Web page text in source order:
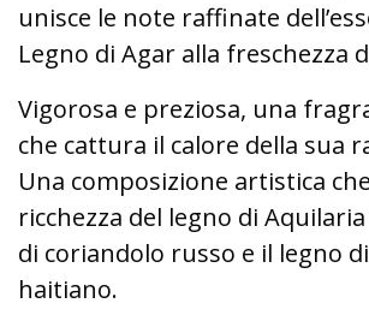
unisce le note raffinate
Legno di Agar alla freschezza
Vigorosa e preziosa, una
che cattura il calore della sua
Una composizione artistica
ricchezza del legno di
di coriandolo russo e il legno
haitiano.